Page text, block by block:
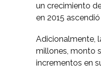
un crecimiento
en 2015
Adicionalmente,
millones, monto
incrementos en